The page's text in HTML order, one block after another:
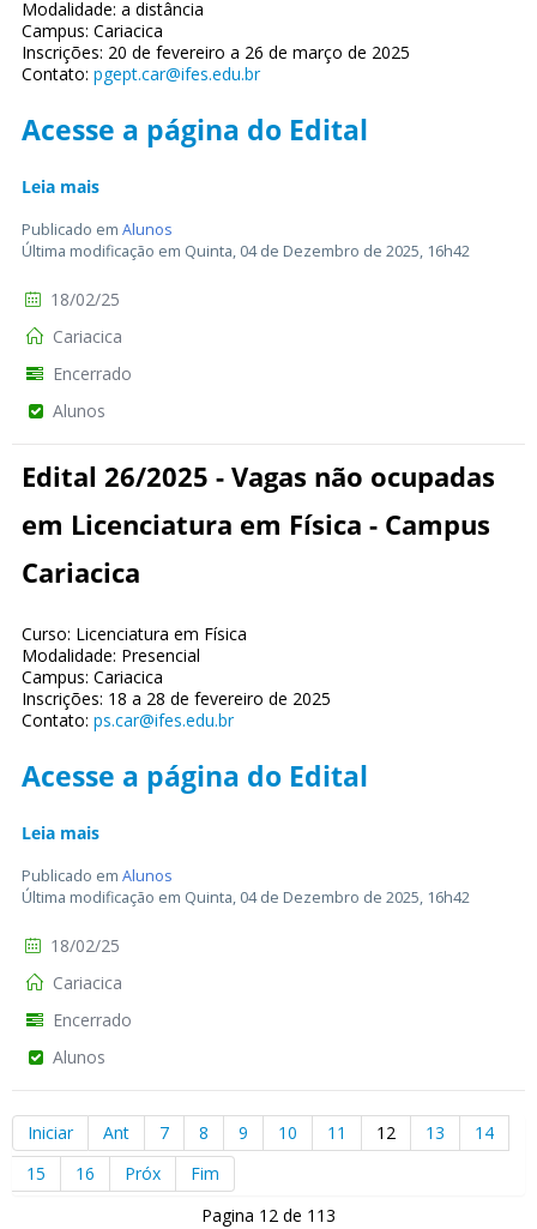
Modalidade: a distância
Campus: Cariacica
Inscrições: 20 de fevereiro a 26 de março de 2025
Contato: pgept.car@ifes.edu.br
Acesse a página do Edital
Leia mais
Publicado em Alunos
Última modificação em Quinta, 04 de Dezembro de 2025, 16h42
18/02/25
Cariacica
Encerrado
Alunos
Edital 26/2025 - Vagas não ocupadas
em Licenciatura em Física - Campus
Cariacica
Curso: Licenciatura em Física
Modalidade: Presencial
Campus: Cariacica
Inscrições: 18 a 28 de fevereiro de 2025
Contato: ps.car@ifes.edu.br
Acesse a página do Edital
Leia mais
Publicado em Alunos
Última modificação em Quinta, 04 de Dezembro de 2025, 16h42
18/02/25
Cariacica
Encerrado
Alunos
Iniciar Ant 7 8 9 10 11 12 13
14
15
16 Próx
Fim
Pagina 12 de 113